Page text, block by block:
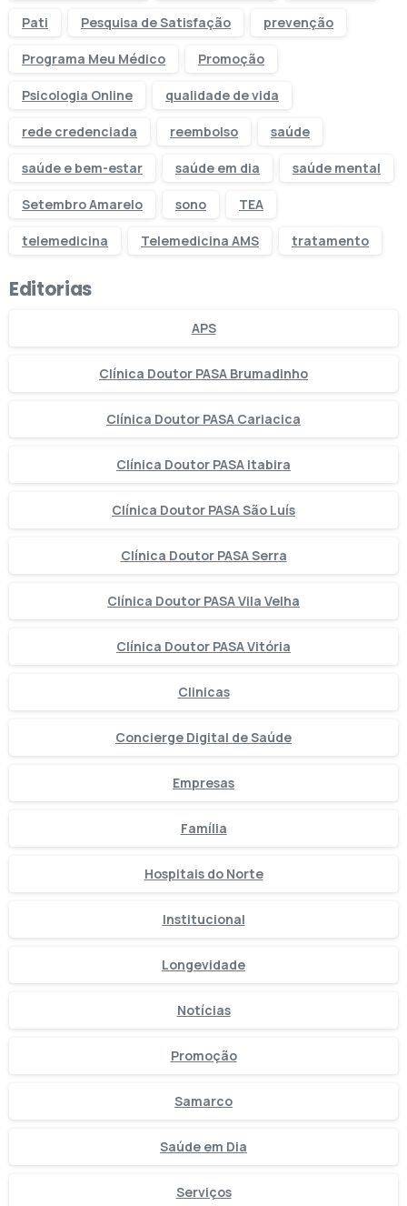
Pati Pesquisa de Satisfação prevenção
Programa Meu Médico Promoção
Psicologia Online qualidade de vida
rede credenciada reembolso saúde
saúde e bem-estar saúde em dia saúde mental
Setembro Amarelo sono TEA
telemedicina Telemedicina AMS tratamento
Editorias
APS
Clínica Doutor PASA Brumadinho
Clínica Doutor PASA Cariacica
Clínica Doutor PASA Itabira
Clínica Doutor PASA São Luís
Clínica Doutor PASA Serra
Clínica Doutor PASA Vila Velha
Clínica Doutor PASA Vitória
Clinicas
Concierge Digital de Saúde
Empresas
Família
Hospitais do Norte
Institucional
Longevidade
Notícias
Promoção
Samarco
Saúde em Dia
Serviços